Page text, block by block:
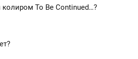
To Be Continued…?